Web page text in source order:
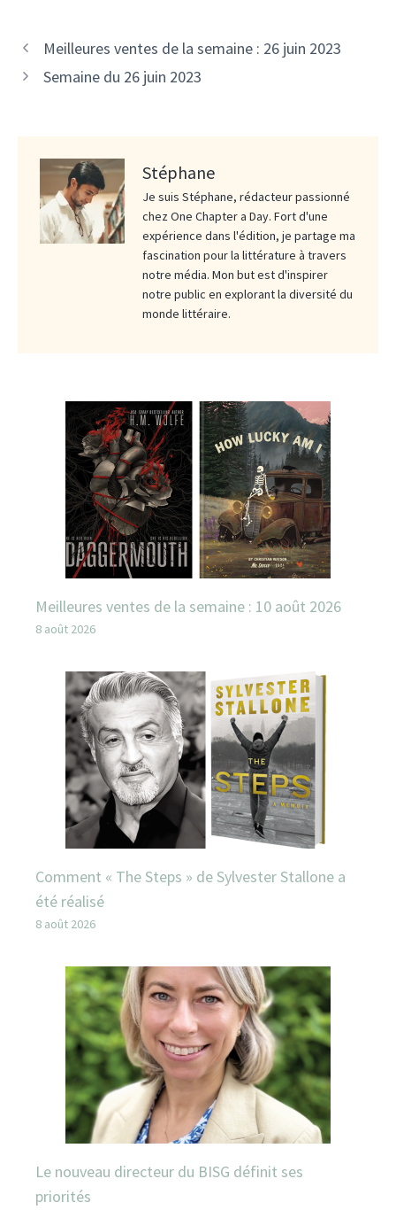
Meilleures ventes de la semaine : 26 juin 2023
Semaine du 26 juin 2023
Stéphane
Je suis Stéphane, rédacteur passionné
chez One Chapter a Day. Fort d'une
expérience dans l'édition, je partage ma
fascination pour la littérature à travers
notre média. Mon but est d'inspirer
notre public en explorant la diversité du
monde littéraire.
Meilleures ventes de la semaine : 10 août 2026
8 août 2026
Comment « The Steps » de Sylvester Stallone a
été réalisé
8 août 2026
Le nouveau directeur du BISG définit ses
priorités